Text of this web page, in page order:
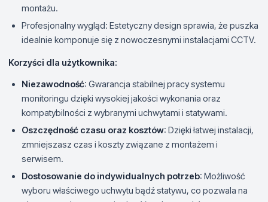
montażu.
Profesjonalny wygląd: Estetyczny design sprawia, że puszka
idealnie komponuje się z nowoczesnymi instalacjami CCTV.
Korzyści dla użytkownika:
Niezawodność: Gwarancja stabilnej pracy systemu
monitoringu dzięki wysokiej jakości wykonania oraz
kompatybilności z wybranymi uchwytami i statywami.
Oszczędność czasu oraz kosztów: Dzięki łatwej instalacji,
zmniejszasz czas i koszty związane z montażem i
serwisem.
Dostosowanie do indywidualnych potrzeb: Możliwość
wyboru właściwego uchwytu bądź statywu, co pozwala na